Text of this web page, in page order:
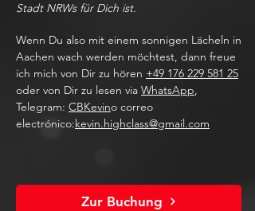
Stadt NRWs für Dich ist.
Wenn Du also mit einem sonnigen Lächeln in
Aachen wach werden möchtest, dann freue
ich mich von Dir zu hören +49 176 229 581 25
oder von Dir zu lesen via WhatsApp,
Telegram: CBKevino correo
electrónico:kevin.highclass@gmail.com
Zur Buchung